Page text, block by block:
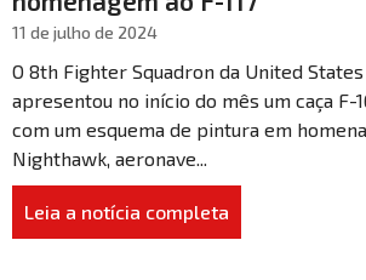
11 de julho de 2024
O 8th Fighter Squadron da United
apresentou no início do mês um caça F-
com um esquema de pintura em
Nighthawk, aeronave...
Leia a notícia completa